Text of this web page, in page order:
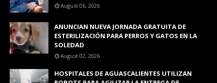
August 06, 2026
ANUNCIAN NUEVA JORNADA GRATUITA DE
ESTERILIZACIÓN PARA PERROS Y GATOS EN LA
SOLEDAD
August 02, 2026
HOSPITALES DE AGUASCALIENTES UTILIZAN